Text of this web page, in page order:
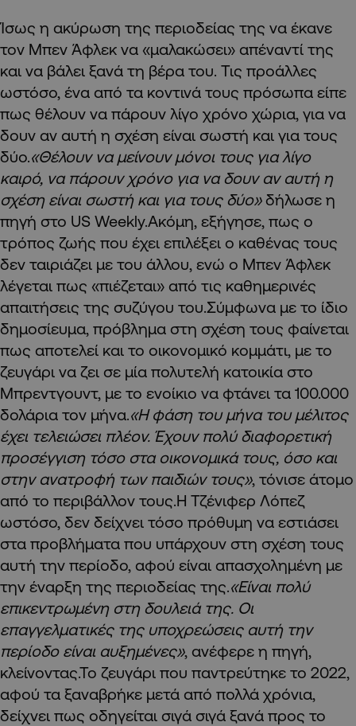
Ίσως η ακύρωση της περιοδείας της να έκανε
τον Μπεν Άφλεκ να «μαλακώσει» απέναντί της
και να βάλει ξανά τη βέρα του. Τις προάλλες
ωστόσο, ένα από τα κοντινά τους πρόσωπα είπε
πως θέλουν να πάρουν λίγο χρόνο χώρια, για να
δουν αν αυτή η σχέση είναι σωστή και για τους
δύο.«Θέλουν να μείνουν μόνοι τους για λίγο
καιρό, να πάρουν χρόνο για να δουν αν αυτή η
σχέση είναι σωστή και για τους δύο»δήλωσε η
πηγή στο US Weekly.Ακόμη, εξήγησε, πως ο
τρόπος ζωής που έχει επιλέξει ο καθένας τους
δεν ταιριάζει με του άλλου, ενώ ο Μπεν Άφλεκ
λέγεται πως «πιέζεται» από τις καθημερινές
απαιτήσεις της συζύγου του.Σύμφωνα με το ίδιο
δημοσίευμα, πρόβλημα στη σχέση τους φαίνεται
πως αποτελεί και το οικονομικό κομμάτι, με το
ζευγάρι να ζει σε μία πολυτελή κατοικία στο
Μπρεντγουντ, με το ενοίκιο να φτάνει τα 100.000
δολάρια τον μήνα.«Η φάση του μήνα του μέλιτος
έχει τελειώσει πλέον. Έχουν πολύ διαφορετική
προσέγγιση τόσο στα οικονομικά τους, όσο και
στην ανατροφή των παιδιών τους», τόνισε άτομο
από το περιβάλλον τους.Η Τζένιφερ Λόπεζ
ωστόσο, δεν δείχνει τόσο πρόθυμη να εστιάσει
στα προβλήματα που υπάρχουν στη σχέση τους
αυτή την περίοδο, αφού είναι απασχολημένη με
την έναρξη της περιοδείας της.«Είναι πολύ
επικεντρωμένη στη δουλειά της. Οι
επαγγελματικές της υποχρεώσεις αυτή την
περίοδο είναι αυξημένες», ανέφερε η πηγή,
κλείνοντας.Το ζευγάρι που παντρεύτηκε το 2022,
αφού τα ξαναβρήκε μετά από πολλά χρόνια,
δείχνει πως οδηγείται σιγά σιγά ξανά προς το